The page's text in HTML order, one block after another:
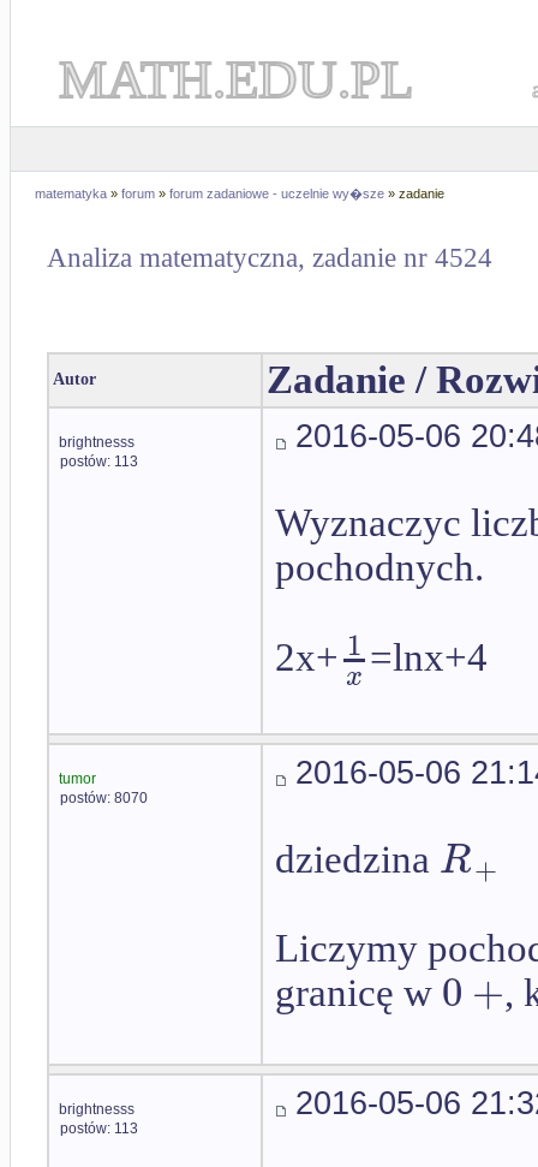
MATH.EDU.PL
matematyka » forum » forum zadaniowe - uczelnie wy�sze » zadanie
Analiza matematyczna, zadanie nr 4524
Autor Zadanie /
brightnesss
postów: 113
2016-05-06
Wyznaczyc
pochodnych.
2x+ 1
x =lnx+4
tumor
postów: 8070
2016-05-06
dziedzina R+
Liczymy
granicę w 0+,
brightnesss
postów: 113
2016-05-06